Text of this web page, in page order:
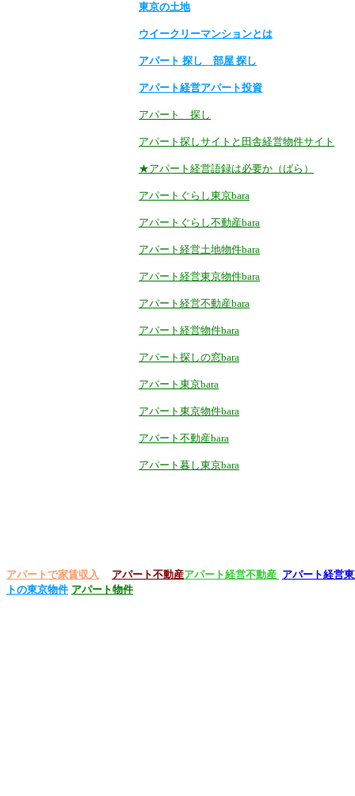
東京の土地
ウイークリーマンションとは
アパート 探し 部屋 探し
アパート経営アパート投資
アパート 探し
アパート探しサイトと田舎経営物件サイト
★アパート経営語録は必要か（ばら）
アパートぐらし東京bara
アパートぐらし不動産bara
アパート経営土地物件bara
アパート経営東京物件bara
アパート経営不動産bara
アパート経営物件bara
アパート探しの窓bara
アパート東京bara
アパート東京物件bara
アパート不動産bara
アパート暮し東京bara
アパートで家賃収入 アパート不動産アパート経営不動産 アパート経営
トの東京物件 アパート物件